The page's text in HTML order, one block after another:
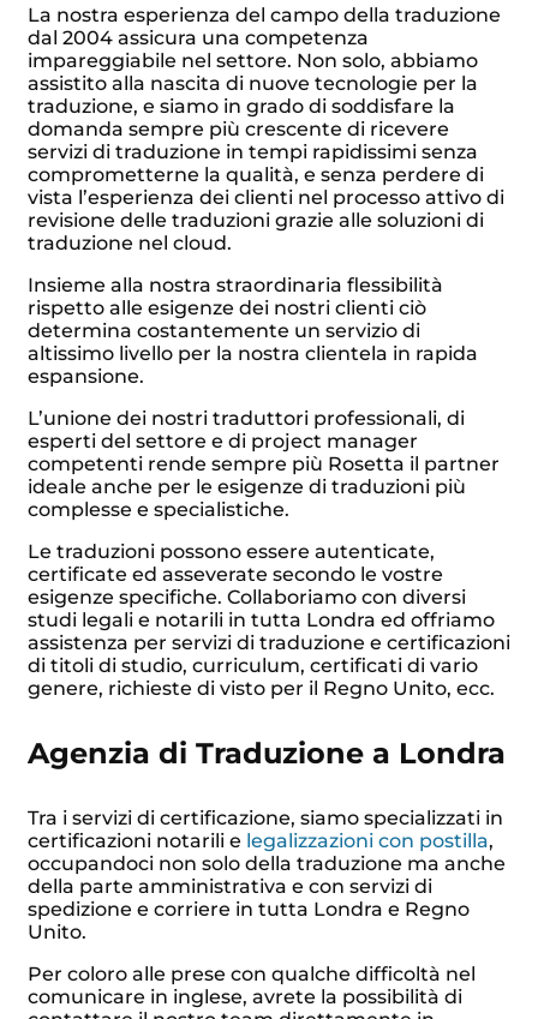
La nostra esperienza del campo della traduzione
dal 2004 assicura una competenza
impareggiabile nel settore. Non solo, abbiamo
assistito alla nascita di nuove tecnologie per la
traduzione, e siamo in grado di soddisfare la
domanda sempre più crescente di ricevere
servizi di traduzione in tempi rapidissimi senza
comprometterne la qualità, e senza perdere di
vista l’esperienza dei clienti nel processo attivo di
revisione delle traduzioni grazie alle soluzioni di
traduzione nel cloud.
Insieme alla nostra straordinaria flessibilità
rispetto alle esigenze dei nostri clienti ciò
determina costantemente un servizio di
altissimo livello per la nostra clientela in rapida
espansione.
L’unione dei nostri traduttori professionali, di
esperti del settore e di project manager
competenti rende sempre più Rosetta il partner
ideale anche per le esigenze di traduzioni più
complesse e specialistiche.
Le traduzioni possono essere autenticate,
certificate ed asseverate secondo le vostre
esigenze specifiche. Collaboriamo con diversi
studi legali e notarili in tutta Londra ed offriamo
assistenza per servizi di traduzione e certificazioni
di titoli di studio, curriculum, certificati di vario
genere, richieste di visto per il Regno Unito, ecc.
Agenzia di Traduzione a Londra
Tra i servizi di certificazione, siamo specializzati in
certificazioni notarili e legalizzazioni con postilla,
occupandoci non solo della traduzione ma anche
della parte amministrativa e con servizi di
spedizione e corriere in tutta Londra e Regno
Unito.
Per coloro alle prese con qualche difficoltà nel
comunicare in inglese, avrete la possibilità di